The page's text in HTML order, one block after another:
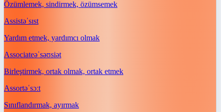
Özümlemek, sindirmek, özümsemek
Assistəˈsɪst
Yardım etmek, yardımcı olmak
Associateəˈsəʊsiət
Birleştirmek, ortak olmak, ortak etmek
Assortəˈsɔːt
Sınıflandırmak, ayırmak